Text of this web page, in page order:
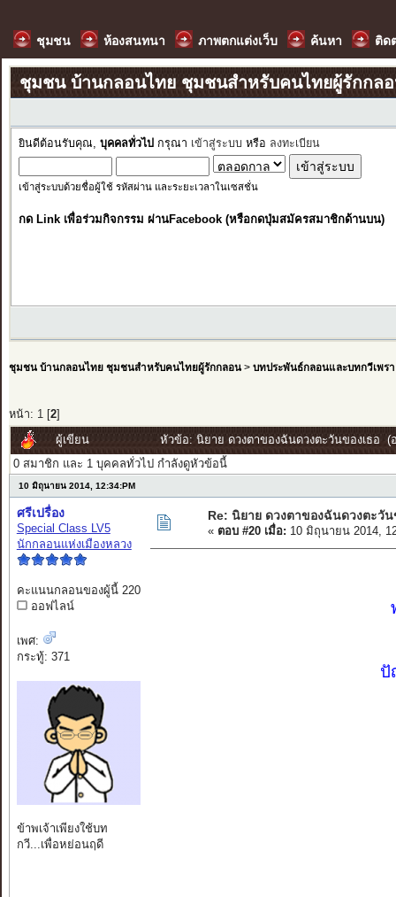
ชุมชน ห้องสนทนา ภาพตกแต่งเว็บ ค้นหา ติด
ชุมชน บ้านกลอนไทย ชุมชนสำหรับคนไทยผู้รักกล
ยินดีต้อนรับคุณ, บุคคลทั่วไป กรุณา เข้าสู่ระบบ หรือ ลงทะเบียน
เข้าสู่ระบบด้วยชื่อผู้ใช้ รหัสผ่าน และระยะเวลาในเซสชั่น
กด Link เพื่อร่วมกิจกรรม ผ่านFacebook (หรือกดปุ่มสมัครสมาชิกด้านบน)
ชุมชน บ้านกลอนไทย ชุมชนสำหรับคนไทยผู้รักกลอน> บทประพันธ์กลอนและบทกวีเพรา
หน้า: 1[ 2]
ผู้เขียน
หัวข้อ: นิยาย ดวงตาของฉันดวงตะวันของเธอ (
0 สมาชิก และ 1 บุคคลทั่วไป กำลังดูหัวข้อนี้
10 มิถุนายน 2014, 12:34:PM
ศรีเปรื่อง
Special Class LV5
นักกลอนแห่งเมืองหลวง
คะแนนกลอนของผู้นี้ 220
ออฟไลน์
เพศ:
กระทู้: 371
ข้าพเจ้าเพียงใช้บท
กวี...เพื่อหย่อนฤดี
Re: นิยาย ดวงตาของฉันดวงตะวัน
« ตอบ #20 เมื่อ: 10 มิถุนายน 2014,
ปั